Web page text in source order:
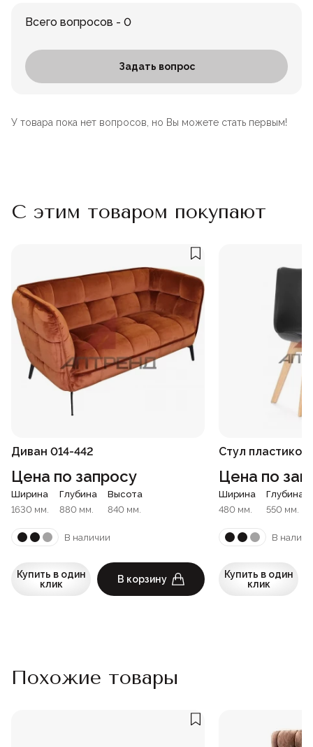
Всего вопросов - 0
Задать вопрос
У товара пока нет вопросов, но Вы можете стать первым!
С этим товаром покупают
Диван 014-442
Цена по запросу
Ширина
1630 мм.
Глубина
880 мм.
Высота
840 мм.
В наличии
Купить в один
клик
В корзину
Стул
Цена по
Ширина
480 мм.
Глубина
550 мм.
В
Купить в один
клик
Похожие товары